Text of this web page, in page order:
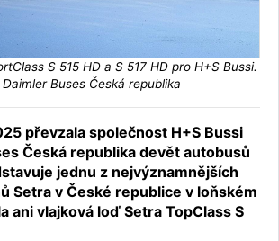
S 515 HD a S 517 HD pro H+S Bussi.
Daimler Buses Česká republika
převzala společnost H+S Bussi
Česká republika devět autobusů
jednu z nejvýznamnějších
Setra v České republice v loňském
ani vlajková loď Setra TopClass S